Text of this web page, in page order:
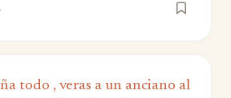
todo , veras a un anciano al